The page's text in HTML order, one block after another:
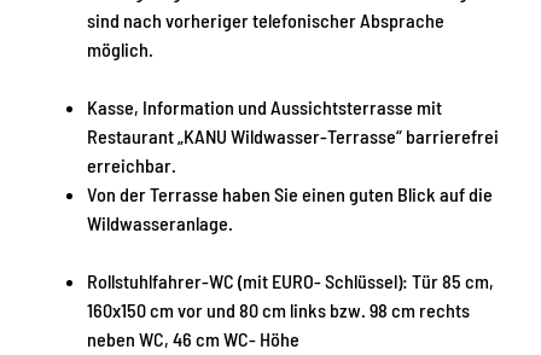
sind nach vorheriger telefonischer Absprache
möglich.
Kasse, Information und Aussichtsterrasse mit
Restaurant „KANU Wildwasser-Terrasse“ barrierefrei
erreichbar.
Von der Terrasse haben Sie einen guten Blick auf die
Wildwasseranlage.
Rollstuhlfahrer-WC (mit EURO- Schlüssel): Tür 85 cm,
160x150 cm vor und 80 cm links bzw. 98 cm rechts
neben WC, 46 cm WC- Höhe